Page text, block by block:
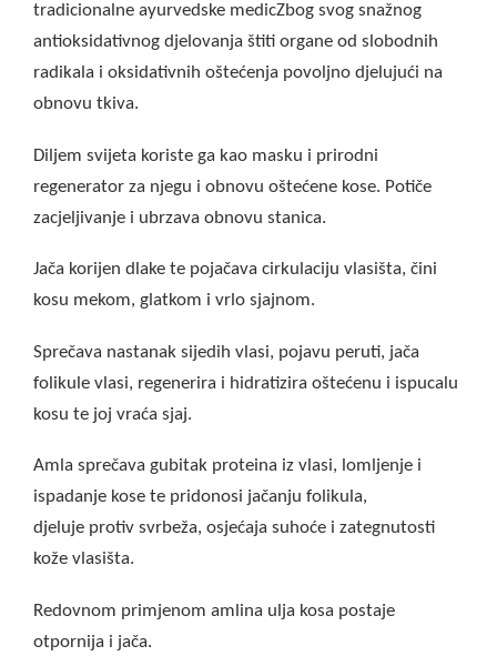
tradicionalne ayurvedske medicZbog svog snažnog
antioksidativnog djelovanja štiti organe od slobodnih
radikala i oksidativnih oštećenja povoljno djelujući na
obnovu tkiva.
Diljem svijeta koriste ga kao masku i prirodni
regenerator za njegu i obnovu oštećene kose. Potiče
zacjeljivanje i ubrzava obnovu stanica.
Jača korijen dlake te pojačava cirkulaciju vlasišta, čini
kosu mekom, glatkom i vrlo sjajnom.
Sprečava nastanak sijedih vlasi, pojavu peruti, jača
folikule vlasi, regenerira i hidratizira oštećenu i ispucalu
kosu te joj vraća sjaj.
Amla sprečava gubitak proteina iz vlasi, lomljenje i
ispadanje kose te pridonosi jačanju folikula,
djeluje protiv svrbeža, osjećaja suhoće i zategnutosti
kože vlasišta.
Redovnom primjenom amlina ulja kosa postaje
otpornija i jača.